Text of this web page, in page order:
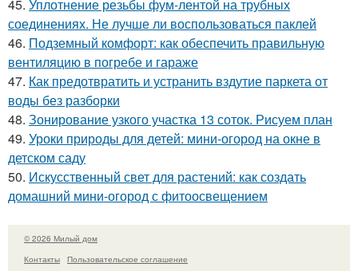
45. Уплотнение резьбы фум-лентой на трубных
соединениях. Не лучше ли воспользоваться паклей
46. Подземный комфорт: как обеспечить правильную
вентиляцию в погребе и гараже
47. Как предотвратить и устранить вздутие паркета от
воды без разборки
48. Зонирование узкого участка 13 соток. Рисуем план
49. Уроки природы для детей: мини-огород на окне в
детском саду
50. Искусственный свет для растений: как создать
домашний мини-огород с фитоосвещением
© 2026 Милый дом
Контакты
Пользовательское соглашение